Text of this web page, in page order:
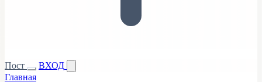
Пост
ВХОД
Главная